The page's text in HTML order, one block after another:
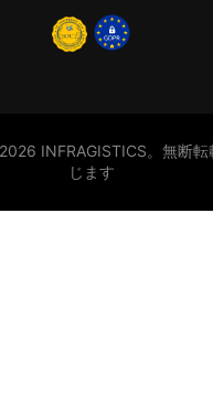
INFRAGISTICS。無断転
じます